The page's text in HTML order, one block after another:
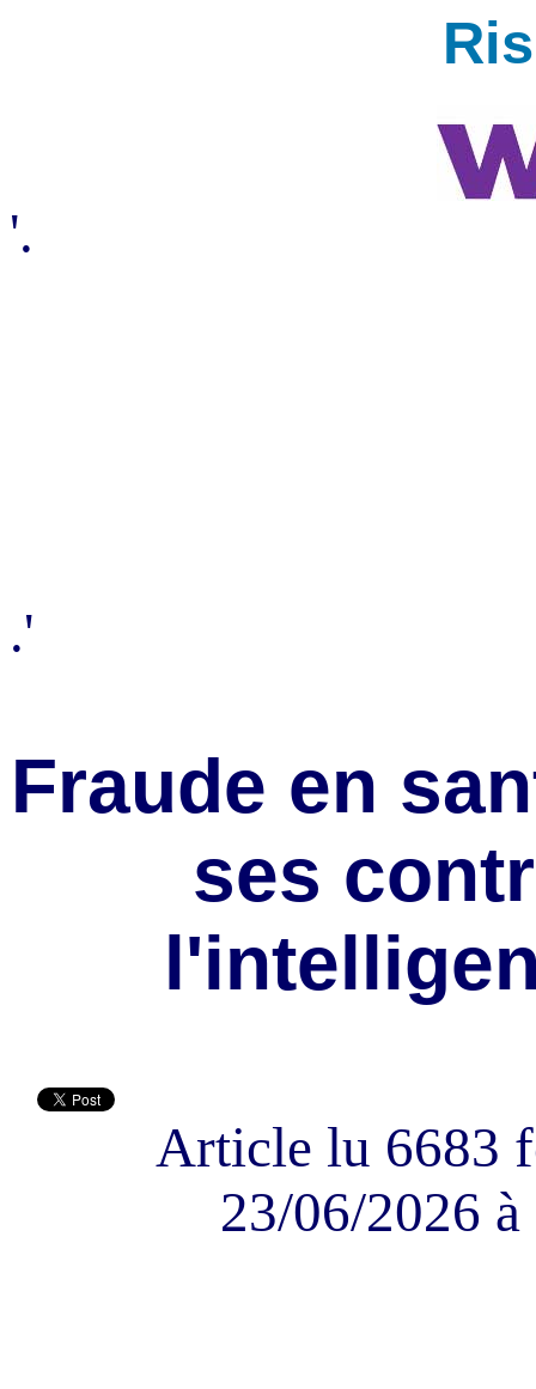
'.
.'
Fraude en
ses
Article lu 6683
23/06/2026